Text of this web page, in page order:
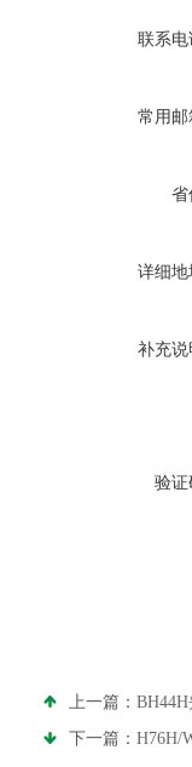
联系电
常用邮
省
详细地
补充说
验证
上一篇：
下一篇： H76H/